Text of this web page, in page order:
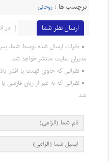
برچسب ها : روحانی
ارسال نظر شما
در
نظرات ارسال شده توسط شما،
مدیران سایت منتشر خواهد شد.
نظراتی که حاوی تهمت یا افترا
نظراتی که به غیر از زبان فارسی
شد.